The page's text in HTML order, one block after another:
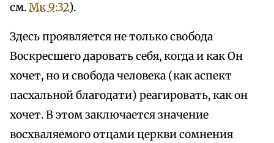
см.Мк 9:32).
Здесь проявляется не только свобода
Воскресшего даровать себя, когда и как Он
хочет, но и свобода человека (как аспект
пасхальной благодати) реагировать, как он
хочет. В этом заключается значение
восхваляемого отцами церкви сомнения